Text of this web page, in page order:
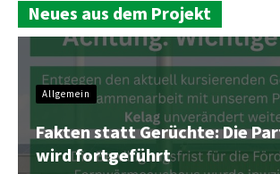
Neues aus dem Projekt
Allgemein
Fakten statt Gerüchte: Die
wird fortgeführt